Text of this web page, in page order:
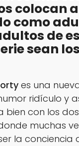
colocan
como
de
sean
es una
ridículo y
bien con los
muchas
la conciencia